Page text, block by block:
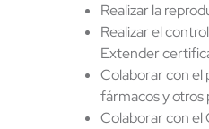
Realizar la
Realizar el
Extender
Colaborar con el
fármacos y otros
Colaborar con el